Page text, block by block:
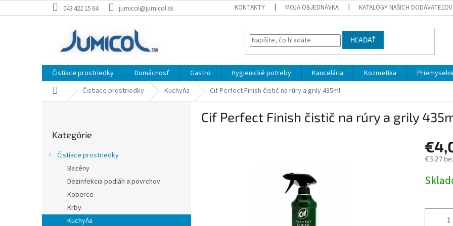
na
043 422 15 64 jumicol@jumicol.sk KONTAKTY MOJA OBJEDNÁVKA KATALÓGY NAŠICH DODÁVATEĽOV
HĽADAŤ
Čistiace prostriedky Domácnosť Gastro Hygienické potreby Kancelária Kozmetika
Domov Čistiace prostriedky Kuchyňa Cif Perfect Finish čistič na rúry a grily 435ml
kategórie
Kategórie
Čistiace prostriedky
Bazény
Dezinfekcia podláh a povrchov
Koberce
Krby
Kuchyňa
Cif Perfect Finish čistič na rúry a grily
€3,27
cena: